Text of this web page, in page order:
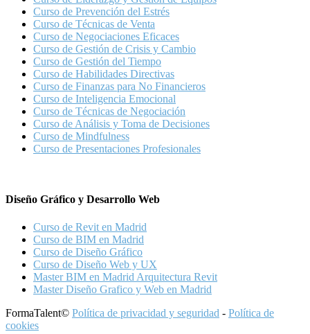
Curso de Prevención del Estrés
Curso de Técnicas de Venta
Curso de Negociaciones Eficaces
Curso de Gestión de Crisis y Cambio
Curso de Gestión del Tiempo
Curso de Habilidades Directivas
Curso de Finanzas para No Financieros
Curso de Inteligencia Emocional
Curso de Técnicas de Negociación
Curso de Análisis y Toma de Decisiones
Curso de Mindfulness
Curso de Presentaciones Profesionales
Diseño Gráfico y Desarrollo Web
Curso de Revit en Madrid
Curso de BIM en Madrid
Curso de Diseño Gráfico
Curso de Diseño Web y UX
Master BIM en Madrid Arquitectura Revit
Master Diseño Grafico y Web en Madrid
FormaTalent© Política de privacidad y seguridad - Política de
cookies